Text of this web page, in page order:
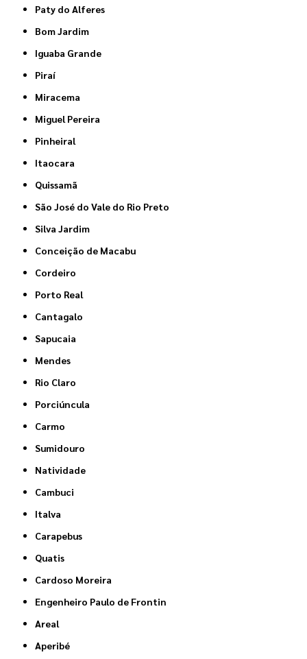
Paty do Alferes
Bom Jardim
Iguaba Grande
Piraí
Miracema
Miguel Pereira
Pinheiral
Itaocara
Quissamã
São José do Vale do Rio Preto
Silva Jardim
Conceição de Macabu
Cordeiro
Porto Real
Cantagalo
Sapucaia
Mendes
Rio Claro
Porciúncula
Carmo
Sumidouro
Natividade
Cambuci
Italva
Carapebus
Quatis
Cardoso Moreira
Engenheiro Paulo de Frontin
Areal
Aperibé